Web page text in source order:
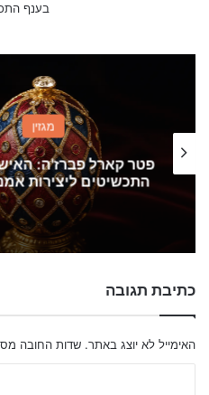
בענף
כך תבחרו את
גוון העור שלכם
כתיבת תגובה
האימייל לא יוצג באתר. שדות החובה